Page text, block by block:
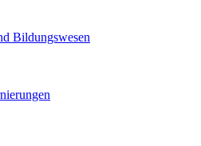
Bildungswesen